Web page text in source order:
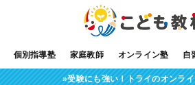
個別指導塾 家庭教師 オンライン塾 自
»受験にも強い！トライのオンラ